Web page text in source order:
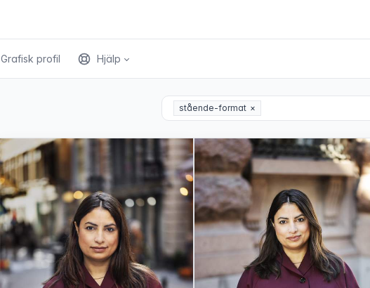
Grafisk profil Hjälp
stående-format ×